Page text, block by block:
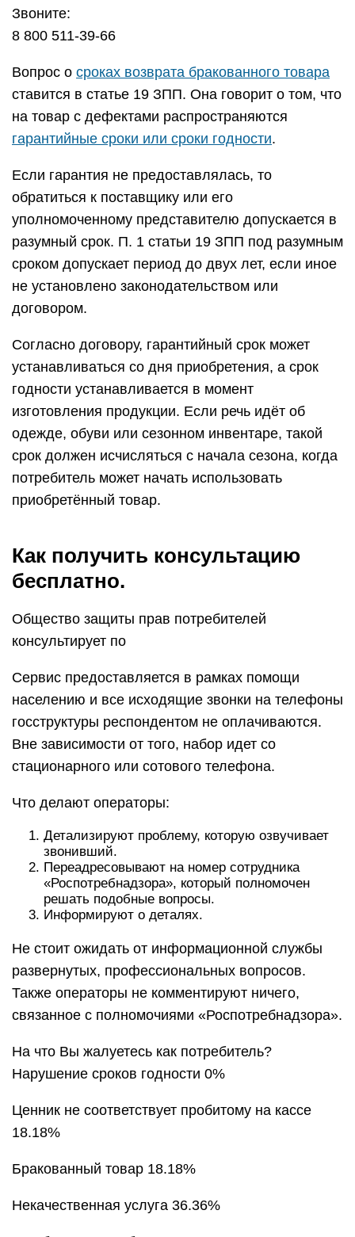
Звоните:
8 800 511-39-66
Вопрос о сроках возврата бракованного товара
ставится в статье 19 ЗПП. Она говорит о том, что
на товар с дефектами распространяются
гарантийные сроки или сроки годности.
Если гарантия не предоставлялась, то
обратиться к поставщику или его
уполномоченному представителю допускается в
разумный срок. П. 1 статьи 19 ЗПП под разумным
сроком допускает период до двух лет, если иное
не установлено законодательством или
договором.
Согласно договору, гарантийный срок может
устанавливаться со дня приобретения, а срок
годности устанавливается в момент
изготовления продукции. Если речь идёт об
одежде, обуви или сезонном инвентаре, такой
срок должен исчисляться с начала сезона, когда
потребитель может начать использовать
приобретённый товар.
Как получить консультацию
бесплатно.
Общество защиты прав потребителей
консультирует по
Сервис предоставляется в рамках помощи
населению и все исходящие звонки на телефоны
госструктуры респондентом не оплачиваются.
Вне зависимости от того, набор идет со
стационарного или сотового телефона.
Что делают операторы:
Детализируют проблему, которую озвучивает
звонивший.
Переадресовывают на номер сотрудника
«Роспотребнадзора», который полномочен
решать подобные вопросы.
Информируют о деталях.
Не стоит ожидать от информационной службы
развернутых, профессиональных вопросов.
Также операторы не комментируют ничего,
связанное с полномочиями «Роспотребнадзора».
На что Вы жалуетесь как потребитель?
Нарушение сроков годности 0%
Ценник не соответствует пробитому на кассе
18.18%
Бракованный товар 18.18%
Некачественная услуга 36.36%